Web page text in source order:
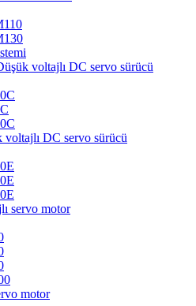
voltajlı DC servo sürücü
DC servo sürücü
servo motor
motor